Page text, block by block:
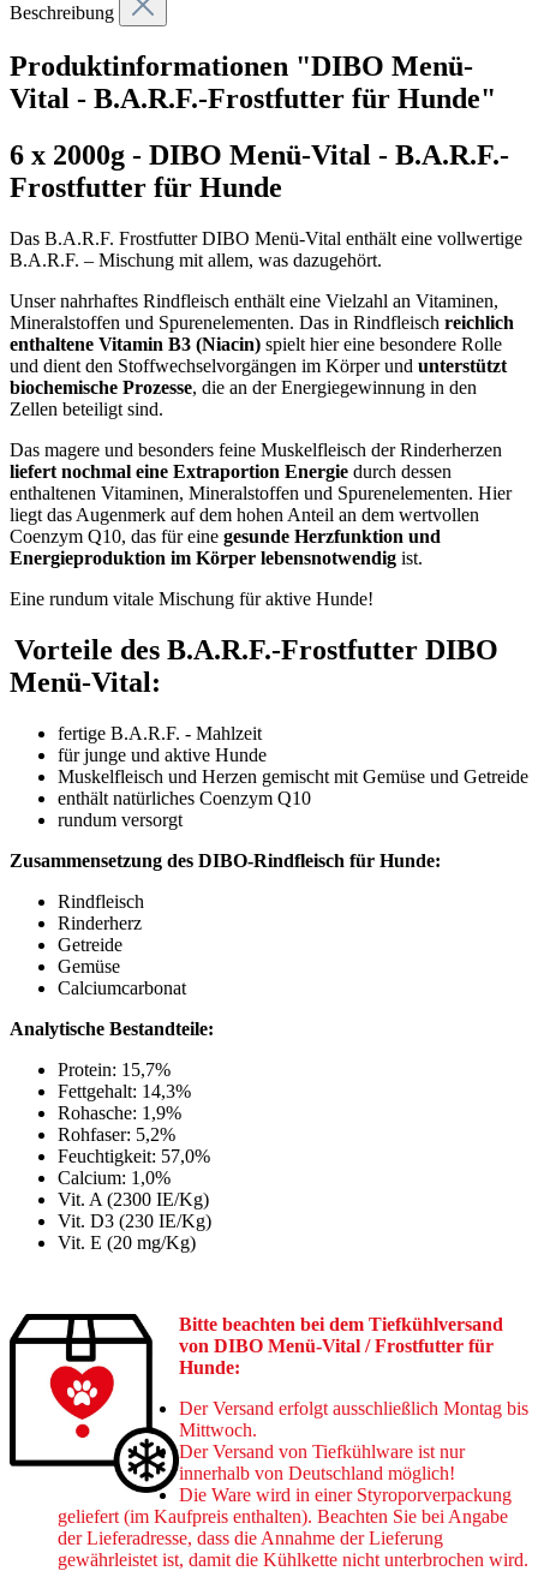
Beschreibung
Produktinformationen "DIBO Menü-
Vital - B.A.R.F.-Frostfutter für Hunde"
6 x 2000g - DIBO Menü-Vital - B.A.R.F.-
Frostfutter für Hunde
Das B.A.R.F. Frostfutter DIBO Menü-Vital enthält eine vollwertige
B.A.R.F. – Mischung mit allem, was dazugehört.
Unser nahrhaftes Rindfleisch enthält eine Vielzahl an Vitaminen,
Mineralstoffen und Spurenelementen. Das in Rindfleisch reichlich
enthaltene Vitamin B3 (Niacin) spielt hier eine besondere Rolle
und dient den Stoffwechselvorgängen im Körper und unterstützt
biochemische Prozesse, die an der Energiegewinnung in den
Zellen beteiligt sind.
Das magere und besonders feine Muskelfleisch der Rinderherzen
liefert nochmal eine Extraportion Energie durch dessen
enthaltenen Vitaminen, Mineralstoffen und Spurenelementen. Hier
liegt das Augenmerk auf dem hohen Anteil an dem wertvollen
Coenzym Q10, das für eine gesunde Herzfunktion und
Energieproduktion im Körper lebensnotwendig ist.
Eine rundum vitale Mischung für aktive Hunde!
Vorteile des B.A.R.F.-Frostfutter DIBO
Menü-Vital:
fertige B.A.R.F. - Mahlzeit
für junge und aktive Hunde
Muskelfleisch und Herzen gemischt mit Gemüse und Getreide
enthält natürliches Coenzym Q10
rundum versorgt
Zusammensetzung des DIBO-Rindfleisch für Hunde:
Rindfleisch
Rinderherz
Getreide
Gemüse
Calciumcarbonat
Analytische Bestandteile:
Protein: 15,7%
Fettgehalt: 14,3%
Rohasche: 1,9%
Rohfaser: 5,2%
Feuchtigkeit: 57,0%
Calcium: 1,0%
Vit. A (2300 IE/Kg)
Vit. D3 (230 IE/Kg)
Vit. E (20 mg/Kg)
Bitte beachten bei dem Tiefkühlversand
von DIBO Menü-Vital / Frostfutter für
Hunde:
Der Versand erfolgt ausschließlich Montag bis
Mittwoch.
Der Versand von Tiefkühlware ist nur
innerhalb von Deutschland möglich!
Die Ware wird in einer Styroporverpackung
geliefert (im Kaufpreis enthalten). Beachten Sie bei Angabe
der Lieferadresse, dass die Annahme der Lieferung
gewährleistet ist, damit die Kühlkette nicht unterbrochen wird.